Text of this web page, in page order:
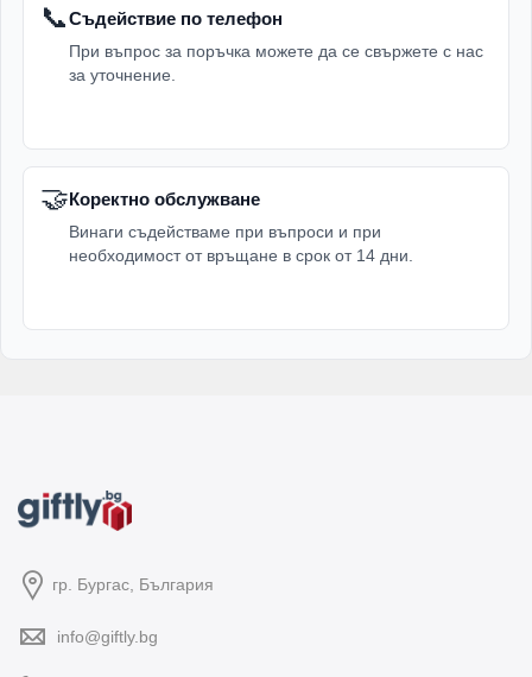
📞Съдействие по телефон
При въпрос за поръчка можете да се свържете с нас
за уточнение.
🤝Коректно обслужване
Винаги съдействаме при въпроси и при
необходимост от връщане в срок от 14 дни.
гр. Бургас, България
info@giftly.bg